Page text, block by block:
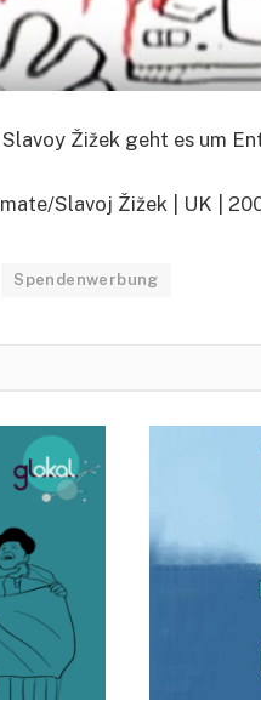
Žižek geht es um
Slavoj Žižek | UK |
Spendenwerbung